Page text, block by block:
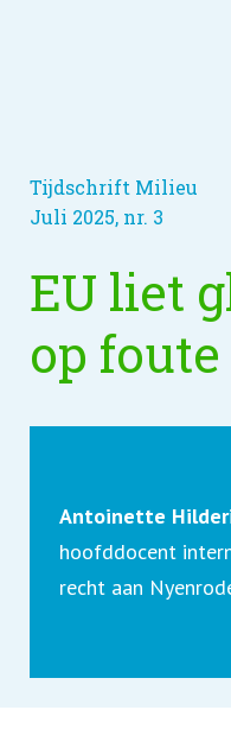
Tijdschrift Milieu
Juli 2025, nr. 3
EU liet
op
Antoinette
hoofddocent
recht aan